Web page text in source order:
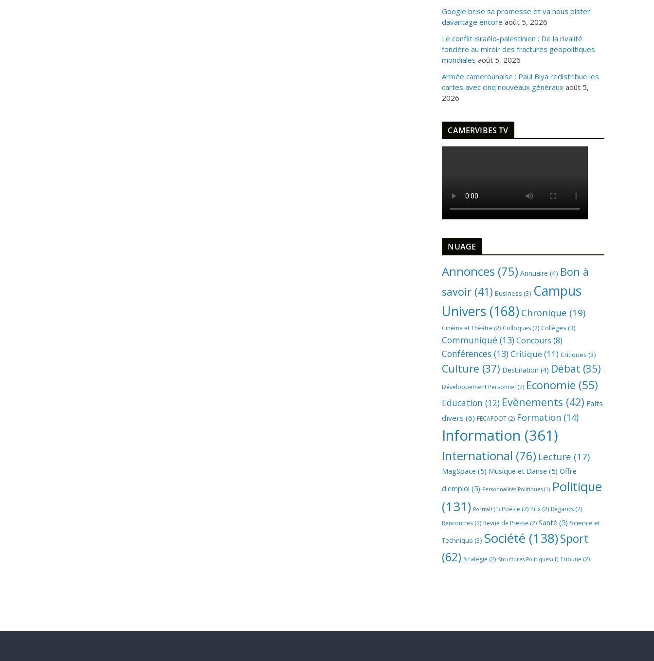
Google brise sa promesse et va nous pister
davantage encore août 5, 2026
Le conflit israélo-palestinien : De la rivalité
foncière au miroir des fractures géopolitiques
mondiales août 5, 2026
Armée camerounaise : Paul Biya redistribue les
cartes avec cinq nouveaux généraux août 5,
2026
CAMERVIBES TV
NUAGE
Annonces (75) Annuaire (4) Bon à
savoir (41) Business (3) Campus
Univers (168)Chronique (19)
Cinéma et Théâtre (2) Colloques (2) Collèges (3)
Communiqué (13) Concours (8)
Conférences (13)Critique(11) Critiques (3)
Culture (37) Destination (4) Débat (35)
Développement Personnel (2) Economie (55)
Education (12) Evènements (42) Faits
divers (6) FECAFOOT (2) Formation (14)
Information (361)
International (76) Lecture (17)
MagSpace (5) Musique et Danse (5) Offre
d'emploi (5) Personnalités Politiques (1) Politique
(131) Portrait (1) Poésie (2) Prix (2) Regards (2)
Rencontres (2) Revue de Presse (2) Santé (5) Science et
Technique (3) Société (138)Sport
(62) Stratégie (2) Structures Politiques (1) Tribune (2)